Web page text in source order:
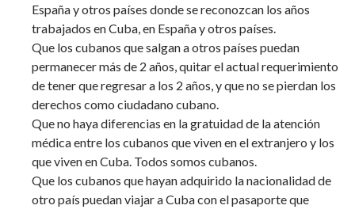
España y otros países donde se reconozcan los años
trabajados en Cuba, en España y otros países.
Que los cubanos que salgan a otros países puedan
permanecer más de 2 años, quitar el actual requerimiento
de tener que regresar a los 2 años, y que no se pierdan los
derechos como ciudadano cubano.
Que no haya diferencias en la gratuidad de la atención
médica entre los cubanos que viven en el extranjero y los
que viven en Cuba. Todos somos cubanos.
Que los cubanos que hayan adquirido la nacionalidad de
otro país puedan viajar a Cuba con el pasaporte que